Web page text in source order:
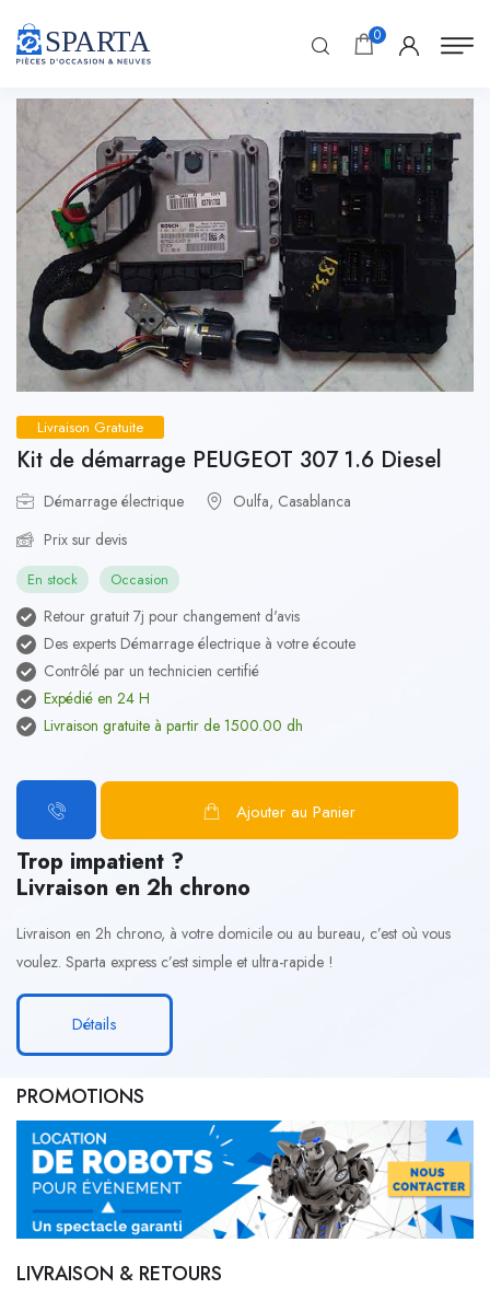
0
Livraison Gratuite
Kit de démarrage PEUGEOT 307 1.6 Diesel
Démarrage électrique
Oulfa, Casablanca
Prix sur devis
En stock Occasion
Retour gratuit 7j pour changement d'avis
Des experts Démarrage électrique à votre écoute
Contrôlé par un technicien certifié
Expédié en 24 H
Livraison gratuite à partir de 1500.00 dh
Ajouter au Panier
Trop impatient ?
Livraison en 2h chrono
Livraison en 2h chrono, à votre domicile ou au bureau, c’est où vous
voulez. Sparta express c’est simple et ultra-rapide !
Détails
PROMOTIONS
LIVRAISON & RETOURS